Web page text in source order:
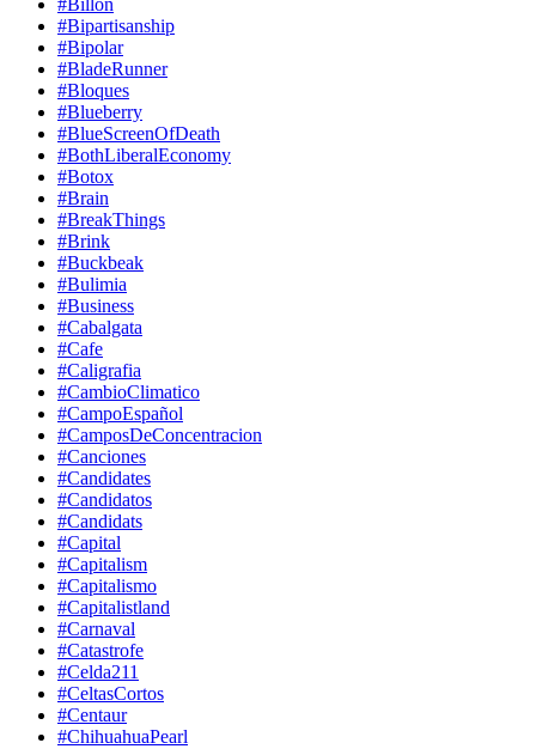
#Billón
#Bipartisanship
#Bipolar
#BladeRunner
#Bloques
#Blueberry
#BlueScreenOfDeath
#BothLiberalEconomy
#Botox
#Brain
#BreakThings
#Brink
#Buckbeak
#Bulimia
#Business
#Cabalgata
#Cafe
#Caligrafia
#CambioClimatico
#CampoEspañol
#CamposDeConcentracion
#Canciones
#Candidates
#Candidatos
#Candidats
#Capital
#Capitalism
#Capitalismo
#Capitalistland
#Carnaval
#Catastrofe
#Celda211
#CeltasCortos
#Centaur
#ChihuahuaPearl